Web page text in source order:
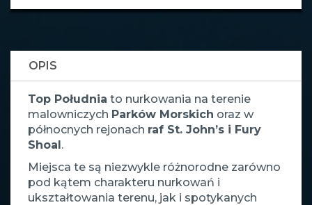
OPIS
Top Południa to nurkowania na terenie
malowniczych Parków Morskich oraz w
północnych rejonach raf St. John’s i Fury
Shoal.
Miejsca te są niezwykle różnorodne zarówno
pod kątem charakteru nurkowań i
ukształtowania terenu, jak i spotykanych